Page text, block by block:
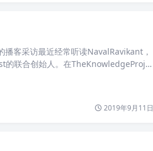
客采访最近经常听读NavalRavikant，
的联合创始人。在TheKnowledgeProje
2019年9月11日